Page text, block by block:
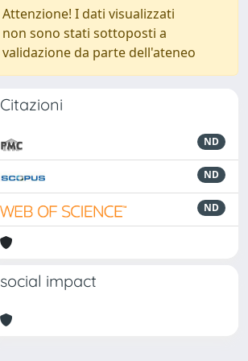
Attenzione! I dati visualizzati
non sono stati sottoposti a
validazione da parte dell'ateneo
Citazioni
ND
ND
ND
social impact